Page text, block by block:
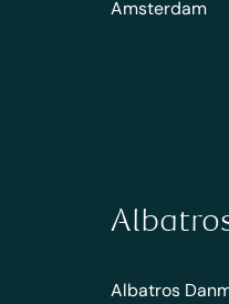
Amsterdam
Albatros